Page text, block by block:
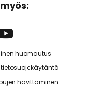
huomautus
tietosuojakäytäntö
hävittäminen